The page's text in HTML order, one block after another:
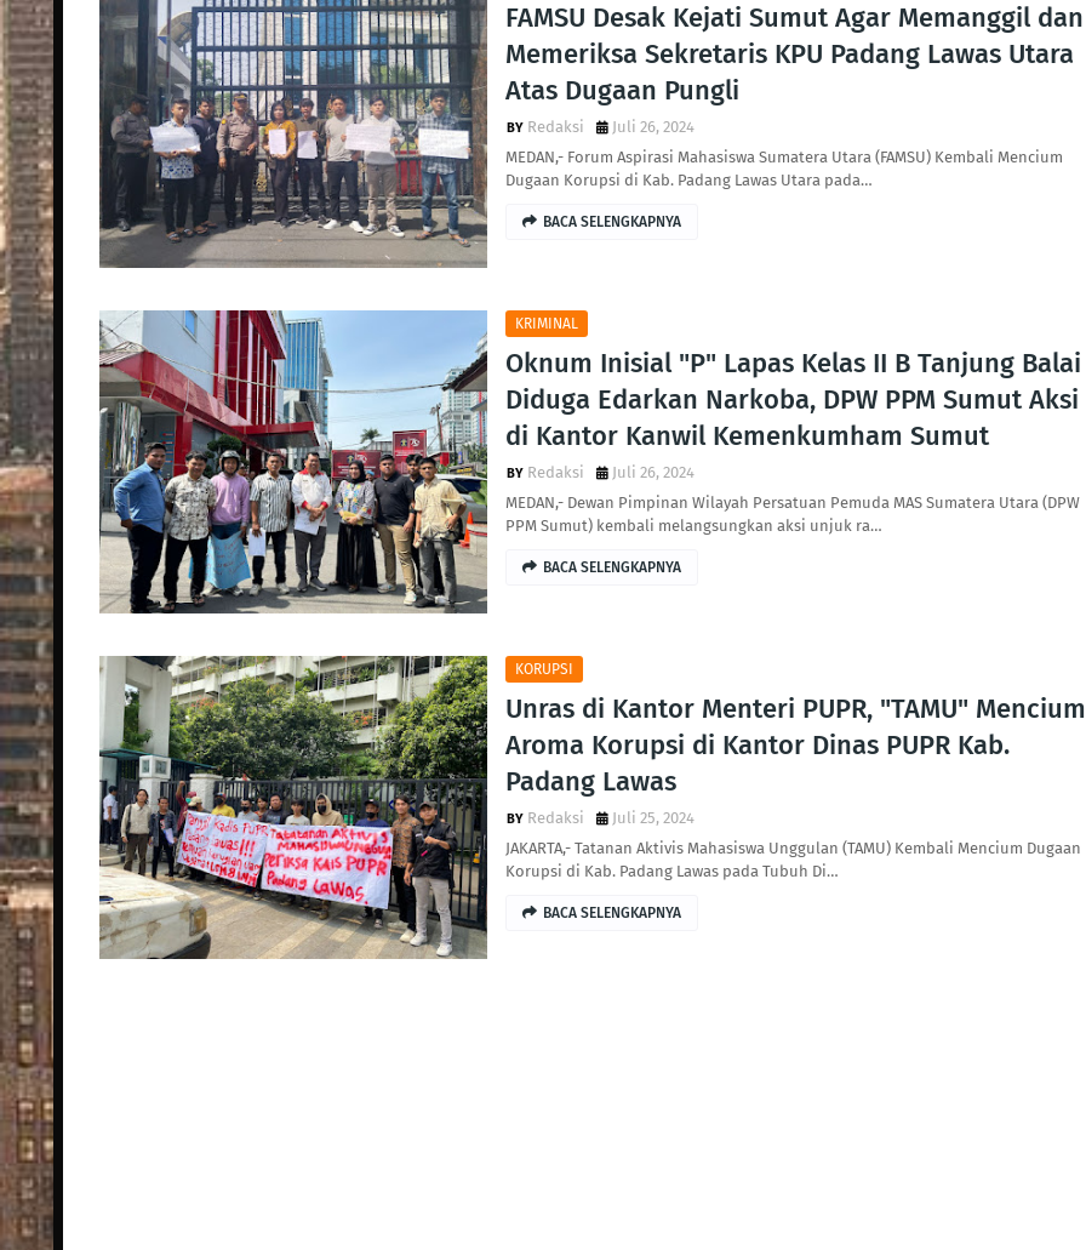
FAMSU Desak Kejati Sumut Agar Memanggil dan
Memeriksa Sekretaris KPU Padang Lawas Utara
Atas Dugaan Pungli
Redaksi
Juli 26, 2024
MEDAN,- Forum Aspirasi Mahasiswa Sumatera Utara (FAMSU) Kembali Mencium
Dugaan Korupsi di Kab. Padang Lawas Utara pada…
BACA SELENGKAPNYA
KRIMINAL
Oknum Inisial "P" Lapas Kelas II B Tanjung Balai
Diduga Edarkan Narkoba, DPW PPM Sumut Aksi
di Kantor Kanwil Kemenkumham Sumut
Redaksi
Juli 26, 2024
MEDAN,- Dewan Pimpinan Wilayah Persatuan Pemuda MAS Sumatera Utara (DPW
PPM Sumut) kembali melangsungkan aksi unjuk ra…
BACA SELENGKAPNYA
KORUPSI
Unras di Kantor Menteri PUPR, "TAMU" Mencium
Aroma Korupsi di Kantor Dinas PUPR Kab.
Padang Lawas
Redaksi
Juli 25, 2024
JAKARTA,- Tatanan Aktivis Mahasiswa Unggulan (TAMU) Kembali Mencium Dugaan
Korupsi di Kab. Padang Lawas pada Tubuh Di…
BACA SELENGKAPNYA